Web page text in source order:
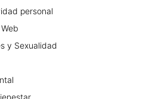
personal
y Sexualidad